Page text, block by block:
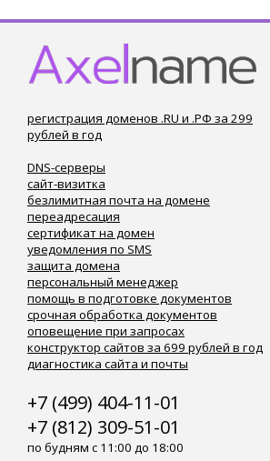
регистрация доменов .RU и .РФ за 299
рублей в год
DNS-серверы
сайт-визитка
безлимитная почта на домене
переадресация
сертификат на домен
уведомления по SMS
защита домена
персональный менеджер
помощь в подготовке документов
срочная обработка документов
оповещение при запросах
конструктор сайтов за 699 рублей в год
диагностика сайта и почты
+7 (499) 404-11-01
+7 (812) 309-51-01
по будням с 11:00 до 18:00